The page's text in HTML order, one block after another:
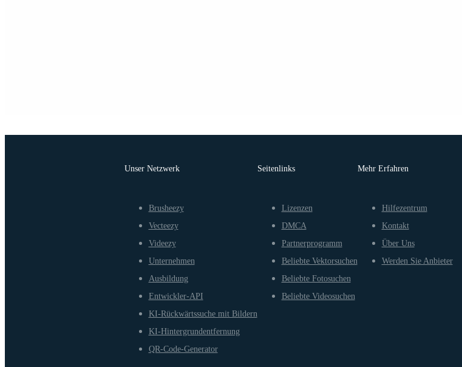
Unser Netzwerk
Brusheezy
Vecteezy
Videezy
Unternehmen
Ausbildung
Entwickler-API
KI-Rückwärtssuche mit Bildern
KI-Hintergrundentfernung
QR-Code-Generator
Seitenlinks
Lizenzen
DMCA
Partnerprogramm
Beliebte Vektorsuchen
Beliebte Fotosuchen
Beliebte Videosuchen
Mehr Erfahren
Hilfezentrum
Kontakt
Über Uns
Werden Sie Anbieter